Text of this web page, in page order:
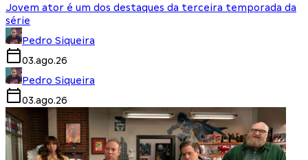
Jovem ator é um dos destaques da terceira temporada da
série
Pedro Siqueira
03.ago.26
Pedro Siqueira
03.ago.26